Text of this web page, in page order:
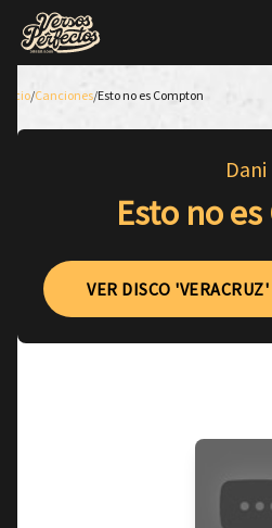
Inicio/Canciones/Esto no es Compton
Dani
Esto no
VER DISCO 'VERACRUZ'